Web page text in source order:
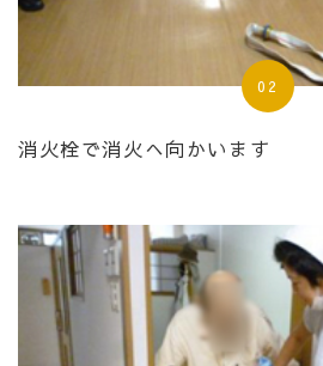
02
消火栓で消火へ向かいます